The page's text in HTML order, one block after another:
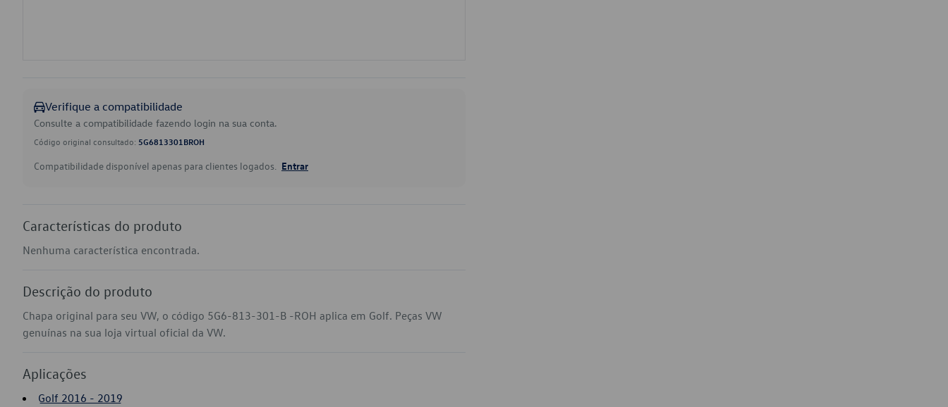
Verifique a compatibilidade
Consulte a compatibilidade fazendo login na sua conta.
Código original consultado: 5G6813301BROH
Compatibilidade disponível apenas para clientes logados. Entrar
Características do produto
Nenhuma característica encontrada.
Descrição do produto
Chapa original para seu VW, o código 5G6-813-301-B -ROH aplica em Golf. Peças VW
genuínas na sua loja virtual oficial da VW.
Aplicações
Golf 2016 - 2019